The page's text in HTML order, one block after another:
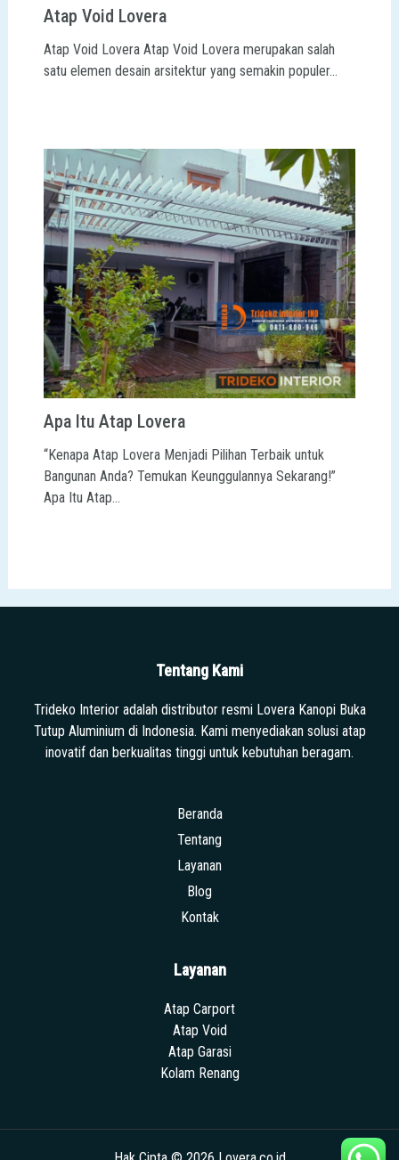
Atap Void Lovera
Atap Void Lovera Atap Void Lovera merupakan salah
satu elemen desain arsitektur yang semakin populer…
Apa Itu Atap Lovera
“Kenapa Atap Lovera Menjadi Pilihan Terbaik untuk
Bangunan Anda? Temukan Keunggulannya Sekarang!”
Apa Itu Atap…
Tentang Kami
Trideko Interior adalah distributor resmi Lovera Kanopi Buka
Tutup Aluminium di Indonesia. Kami menyediakan solusi atap
inovatif dan berkualitas tinggi untuk kebutuhan beragam.
Beranda
Tentang
Layanan
Blog
Kontak
Layanan
Atap Carport
Atap Void
Atap Garasi
Kolam Renang